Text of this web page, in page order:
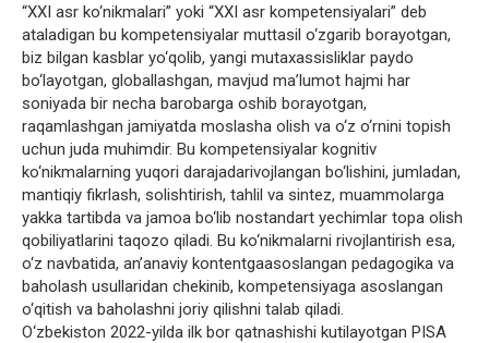
“XXI asr ko‘nikmalari” yoki “XXI asr kompetensiyalari” deb
ataladigan bu kompetensiyalar muttasil o‘zgarib borayotgan,
biz bilgan kasblar yo‘qolib, yangi mutaxassisliklar paydo
bo‘layotgan, globallashgan, mavjud ma’lumot hajmi har
soniyada bir necha barobarga oshib borayotgan,
raqamlashgan jamiyatda moslasha olish va o‘z o‘rnini topish
uchun juda muhimdir. Bu kompetensiyalar kognitiv
ko‘nikmalarning yuqori darajadarivojlangan bo‘lishini, jumladan,
mantiqiy fikrlash, solishtirish, tahlil va sintez, muammolarga
yakka tartibda va jamoa bo‘lib nostandart yechimlar topa olish
qobiliyatlarini taqozo qiladi. Bu ko‘nikmalarni rivojlantirish esa,
o‘z navbatida, an’anaviy kontentgaasoslangan pedagogika va
baholash usullaridan chekinib, kompetensiyaga asoslangan
o‘qitish va baholashni joriy qilishni talab qiladi.
O‘zbekiston 2022-yilda ilk bor qatnashishi kutilayotgan PISA